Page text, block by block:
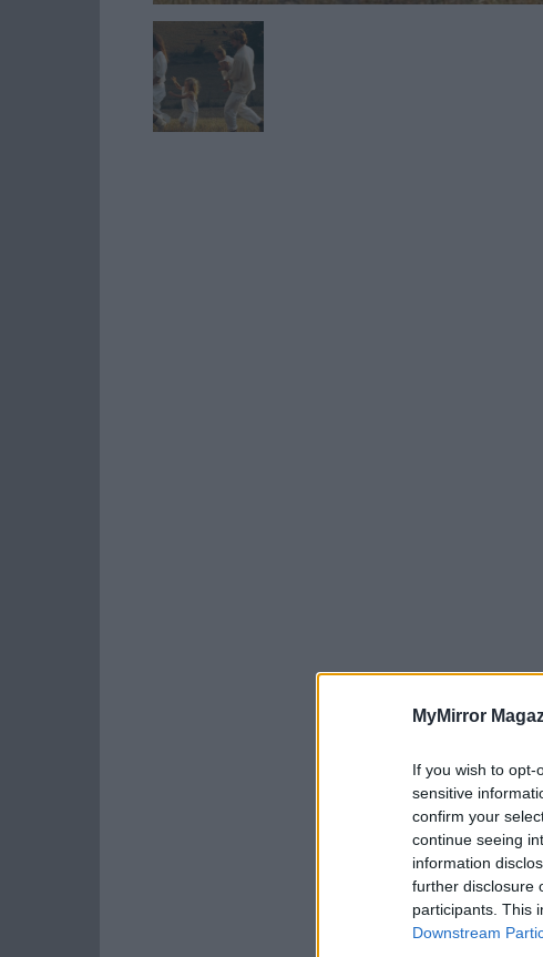
MyMirror
If you wish to
sensitive
confirm your
continue seeing
information
further disclosure
participants. This
Downstream